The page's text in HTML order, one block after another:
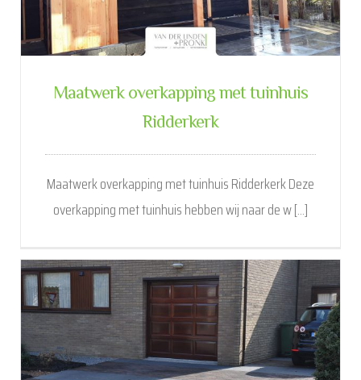
Maatwerk overkapping met tuinhuis
Ridderkerk
Maatwerk overkapping met tuinhuis Ridderkerk Deze
overkapping met tuinhuis hebben wij naar de w [...]